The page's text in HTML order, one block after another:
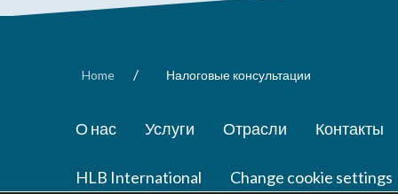
Home / Налоговые консультации
О нас Услуги Отрасли Контакты
HLB International Change cookie settings